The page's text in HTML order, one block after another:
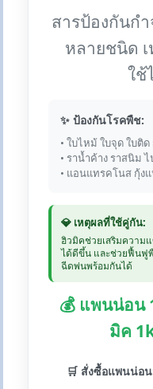
สารป้องกันก
หลายชนิด
ใช้
✨ ป้องกันโรคพืช:
• ใบไหม้ ใบจุด ใบติด
• ราน้ำค้าง ราสนิม
• แอนแทรคโนส กุ้ง
💎 เหตุผลที่ใช้คู่กัน:
ฮิวมิคช่วยเสริมความ
ได้ดีขึ้น และช่วยฟื้นฟูพื
ฉีดพ่นพร้อมกันได้
💰 แพนน่อน
มิค
🛒 สั่งซื้อแพนน่อ